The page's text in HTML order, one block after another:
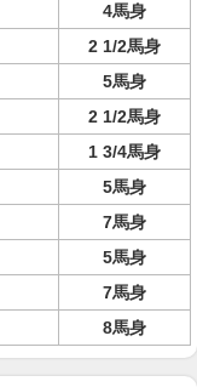
4馬身
2 1/2馬身
5馬身
2 1/2馬身
1 3/4馬身
5馬身
7馬身
5馬身
7馬身
8馬身